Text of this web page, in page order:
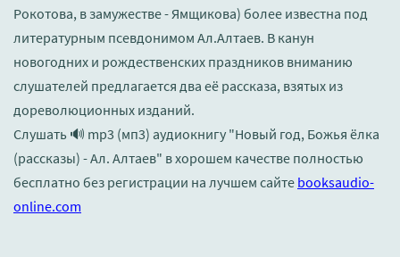
Рокотова, в замужестве - Ямщикова) более известна под
литературным псевдонимом Ал.Алтаев. В канун
новогодних и рождественских праздников вниманию
слушателей предлагается два её рассказа, взятых из
дореволюционных изданий.
Слушать 🔊 mp3 (мп3) аудиокнигу "Новый год, Божья ёлка
(рассказы) - Ал. Алтаев" в хорошем качестве полностью
бесплатно без регистрации на лучшем сайте booksaudio-
online.com